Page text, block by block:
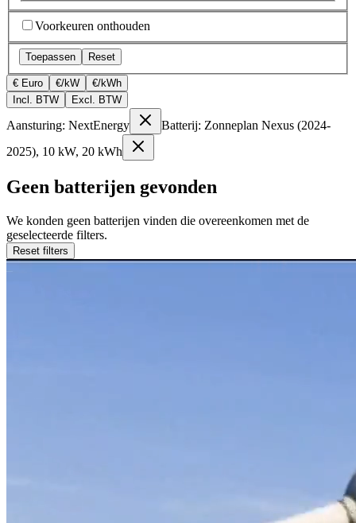
Voorkeuren onthouden
Toepassen Reset
€ Euro €/kW
€/kWh
Incl. BTW
Excl. BTW
Aansturing: NextEnergy
Batterij: Zonneplan Nexus (2024-
2025), 10 kW, 20 kWh
Geen batterijen gevonden
We konden geen batterijen vinden die overeenkomen met de
geselecteerde filters.
Reset filters